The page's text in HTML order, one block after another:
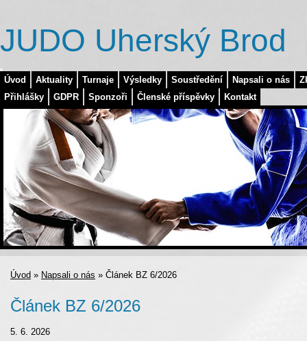
Úvod Aktuality Turnaje Výsledky Soustředění Napsali o nás
Přihlášky
GDPR Sponzoři Členské příspěvky Kontakt
JUDO Uherský Brod
Úvod » Napsali o nás » Článek BZ 6/2026
Článek BZ 6/2026
5. 6. 2026